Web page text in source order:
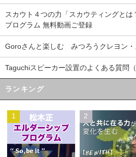
スカウト４つの力「スカウティングとは
プログラム 無料動画ご登録
Goroさんと楽しむ みつろうクレヨン・
Taguchiスピーカー設置のよくある質問（
ランキング
1 2